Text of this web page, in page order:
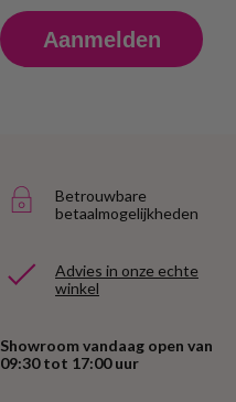
Aanmelden
Betrouwbare
betaalmogelijkheden
Advies in onze echte
winkel
Showroom vandaag open van
09:30 tot 17:00 uur